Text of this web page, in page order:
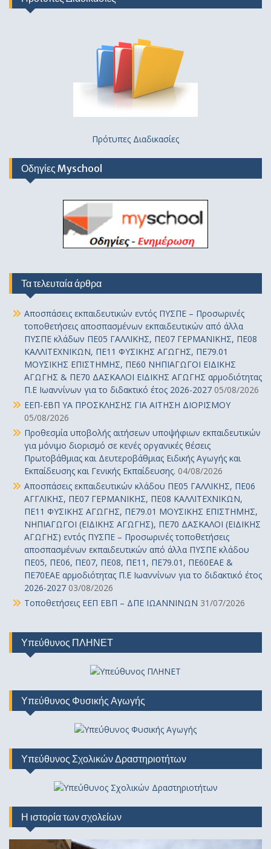
Πρότυπες Διαδικασίες
Οδηγίες Myschool
Τα τελευταία άρθρα
Αποσπάσεις εκπαιδευτικών εντός ΠΥΣΠΕ – Προσωρινές
τοποθετήσεις αποσπασμένων εκπαιδευτικών από άλλα
ΠΥΣΠΕ κλάδων ΠΕ05 ΓΑΛΛΙΚΗΣ, ΠΕ07 ΓΕΡΜΑΝΙΚΗΣ, ΠΕ08
ΚΑΛΛΙΤΕΧΝΙΚΩΝ, ΠΕ11 ΦΥΣΙΚΗΣ ΑΓΩΓΗΣ, ΠΕ79.01
ΜΟΥΣΙΚΗΣ ΕΠΙΣΤΗΜΗΣ, ΠΕ60 ΝΗΠΙΑΓΩΓΟΙ ΕΙΔΙΚΗΣ
ΑΓΩΓΗΣ & ΠΕ70 ΔΑΣΚΑΛΟΙ ΕΙΔΙΚΗΣ ΑΓΩΓΗΣ αρμοδιότητας
Π.Ε Ιωαννίνων για το διδακτικό έτος 2026-2027 05/08/2026
ΕΕΠ-ΕΒΠ ΥΑ ΠΡΟΣΚΛΗΣΗΣ ΓΙΑ ΑΙΤΗΣΗ ΔΙΟΡΙΣΜΟΥ
05/08/2026
Προθεσμία υποβολής αιτήσεων υποψήφιων εκπαιδευτικών
για μόνιμο διορισμό σε κενές οργανικές θέσεις
Πρωτοβάθμιας και Δευτεροβάθμιας Ειδικής Αγωγής και
Εκπαίδευσης και Γενικής Εκπαίδευσης. 04/08/2026
Αποσπάσεις εκπαιδευτικών κλάδου ΠΕ05 ΓΑΛΛΙΚΗΣ, ΠΕ06
ΑΓΓΛΙΚΗΣ, ΠΕ07 ΓΕΡΜΑΝΙΚΗΣ, ΠΕ08 ΚΑΛΛΙΤΕΧΝΙΚΩΝ,
ΠΕ11 ΦΥΣΙΚΗΣ ΑΓΩΓΗΣ, ΠΕ79.01 ΜΟΥΣΙΚΗΣ ΕΠΙΣΤΗΜΗΣ,
ΝΗΠΙΑΓΩΓΟΙ (ΕΙΔΙΚΗΣ ΑΓΩΓΗΣ), ΠΕ70 ΔΑΣΚΑΛΟΙ (ΕΙΔΙΚΗΣ
ΑΓΩΓΗΣ) εντός ΠΥΣΠΕ – Προσωρινές τοποθετήσεις
αποσπασμένων εκπαιδευτικών από άλλα ΠΥΣΠΕ κλάδου
ΠΕ05, ΠΕ06, ΠΕ07, ΠΕ08, ΠΕ11, ΠΕ79.01, ΠΕ60ΕΑΕ &
ΠΕ70ΕΑΕ αρμοδιότητας Π.Ε Ιωαννίνων για το διδακτικό έτος
2026-2027 03/08/2026
Τοποθετήσεις ΕΕΠ ΕΒΠ – ΔΠΕ ΙΩΑΝΝΙΝΩΝ 31/07/2026
Υπεύθυνος ΠΛΗΝΕΤ
Υπεύθυνος Φυσικής Αγωγής
Υπεύθυνος Σχολικών Δραστηριοτήτων
Η ιστορία των σχολείων